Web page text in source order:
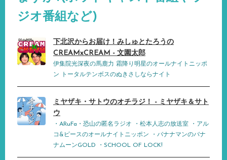
ジオ番組など)
下北沢からお届け！みしゅとたろうの
CREAMxCREAM - 文園太郎
伊集院光深夜の馬鹿力 霜降り明星のオールナイトニッポ
ン トータルテンボスのぬきさしならナイト
ミヤザキ・サトウのオチラジ！ - ミヤザキ＆サト
ウ
・ARuFa・恐山の匿名ラジオ ・松本人志の放送室 ・アル
コ&ピースのオールナイトニッポン ・バナナマンのバナ
ナムーンGOLD ・SCHOOL OF LOCK!